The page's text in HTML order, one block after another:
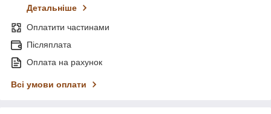
Детальніше
Оплатити частинами
Післяплата
Оплата на рахунок
Всі умови оплати